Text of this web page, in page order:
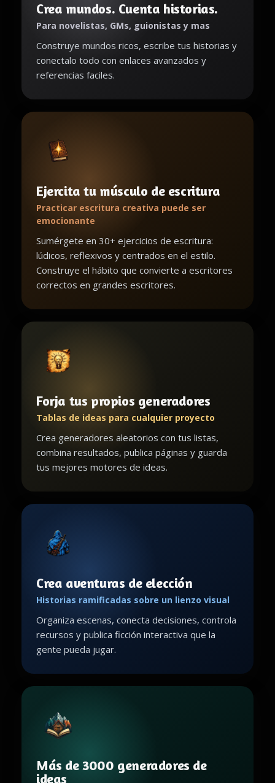
Crea mundos. Cuenta historias.
Para novelistas, GMs, guionistas y mas
Construye mundos ricos, escribe tus historias y
conectalo todo con enlaces avanzados y
referencias faciles.
Ejercita tu músculo de escritura
Practicar escritura creativa puede ser
emocionante
Sumérgete en 30+ ejercicios de escritura:
lúdicos, reflexivos y centrados en el estilo.
Construye el hábito que convierte a escritores
correctos en grandes escritores.
Forja tus propios generadores
Tablas de ideas para cualquier proyecto
Crea generadores aleatorios con tus listas,
combina resultados, publica páginas y guarda
tus mejores motores de ideas.
Crea aventuras de elección
Historias ramificadas sobre un lienzo visual
Organiza escenas, conecta decisiones, controla
recursos y publica ficción interactiva que la
gente pueda jugar.
Más de 3000 generadores de
ideas